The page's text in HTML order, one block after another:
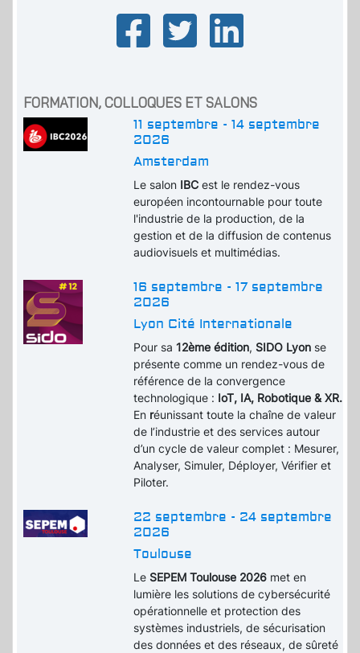
FORMATION, COLLOQUES ET SALONS
11 septembre - 14 septembre
2026
Amsterdam
Le salon IBCest le rendez-vous
européen incontournable pour toute
l'industrie de la production, de la
gestion et de la diffusion de contenus
audiovisuels et multimédias.
16 septembre - 17 septembre
2026
Lyon Cité Internationale
Pour sa12ème édition, SIDO Lyon se
présente comme un rendez-vous de
référence de la convergence
technologique : IoT, IA, Robotique & XR.
En réunissant toute la chaîne de valeur
de l’industrie et des services autour
d’un cycle de valeur complet : Mesurer,
Analyser, Simuler, Déployer, Vérifier et
Piloter.
22 septembre - 24 septembre
2026
Toulouse
Le SEPEM Toulouse 2026 met en
lumière les solutions de cybersécurité
opérationnelle et protection des
systèmes industriels, de sécurisation
des données et des réseaux, de sûreté